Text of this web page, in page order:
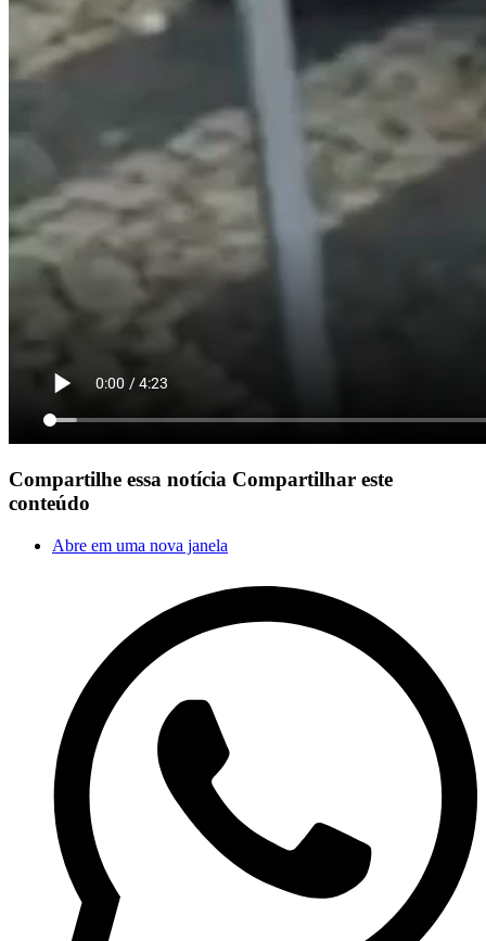
Compartilhe essa notícia Compartilhar este
conteúdo
Abre em uma nova janela